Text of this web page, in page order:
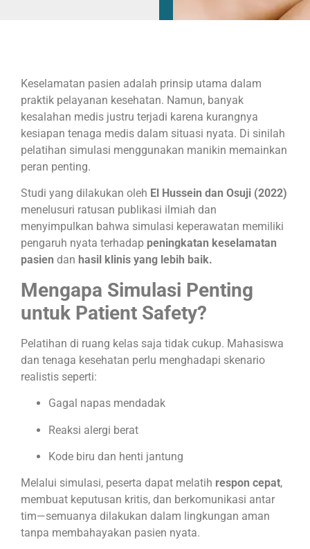
Keselamatan pasien adalah prinsip utama dalam
praktik pelayanan kesehatan. Namun, banyak
kesalahan medis justru terjadi karena kurangnya
kesiapan tenaga medis dalam situasi nyata. Di sinilah
pelatihan simulasi menggunakan manikin memainkan
peran penting.
Studi yang dilakukan oleh El Hussein dan Osuji (2022)
menelusuri ratusan publikasi ilmiah dan
menyimpulkan bahwa simulasi keperawatan memiliki
pengaruh nyata terhadap peningkatan keselamatan
pasien dan hasil klinis yang lebih baik.
Mengapa Simulasi Penting
untuk Patient Safety?
Pelatihan di ruang kelas saja tidak cukup. Mahasiswa
dan tenaga kesehatan perlu menghadapi skenario
realistis seperti:
Gagal napas mendadak
Reaksi alergi berat
Kode biru dan henti jantung
Melalui simulasi, peserta dapat melatih respon cepat,
membuat keputusan kritis, dan berkomunikasi antar
tim—semuanya dilakukan dalam lingkungan aman
tanpa membahayakan pasien nyata.